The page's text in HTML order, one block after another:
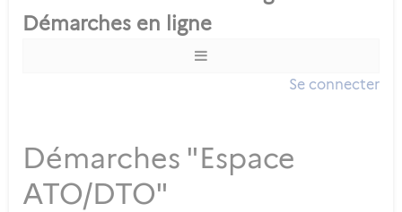
Se connecter
Démarches "Espace
ATO/DTO"